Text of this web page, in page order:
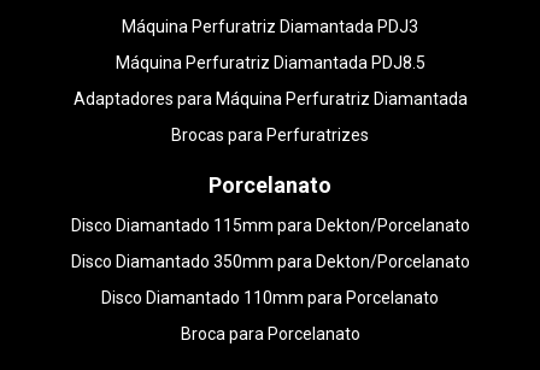
Máquina Perfuratriz Diamantada PDJ3
Máquina Perfuratriz Diamantada PDJ8.5
Adaptadores para Máquina Perfuratriz Diamantada
Brocas para Perfuratrizes
Porcelanato
Disco Diamantado 115mm para Dekton/Porcelanato
Disco Diamantado 350mm para Dekton/Porcelanato
Disco Diamantado 110mm para Porcelanato
Broca para Porcelanato